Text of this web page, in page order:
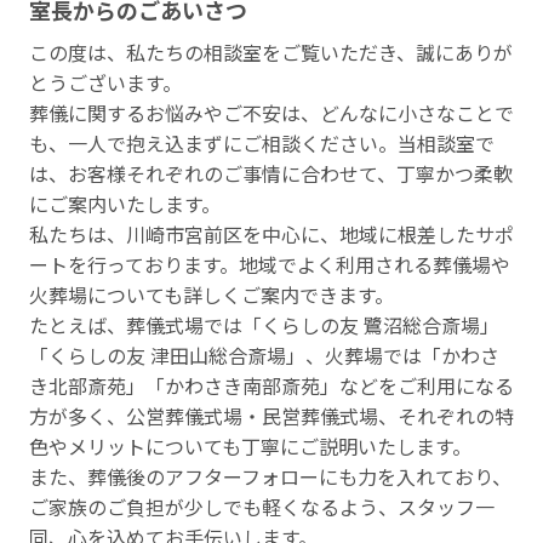
室⻑からのごあいさつ
この度は、私たちの相談室をご覧いただき、誠にありが
とうございます。
葬儀に関するお悩みやご不安は、どんなに小さなことで
も、一人で抱え込まずにご相談ください。当相談室で
は、お客様それぞれのご事情に合わせて、丁寧かつ柔軟
にご案内いたします。
私たちは、川崎市宮前区を中心に、地域に根差したサポ
ートを行っております。地域でよく利用される葬儀場や
火葬場についても詳しくご案内できます。
たとえば、葬儀式場では「くらしの友 鷺沼総合斎場」
「くらしの友 津田山総合斎場」、火葬場では「かわさ
き北部斎苑」「かわさき南部斎苑」などをご利用になる
方が多く、公営葬儀式場・民営葬儀式場、それぞれの特
色やメリットについても丁寧にご説明いたします。
また、葬儀後のアフターフォローにも力を入れており、
ご家族のご負担が少しでも軽くなるよう、スタッフ一
同、心を込めてお手伝いします。